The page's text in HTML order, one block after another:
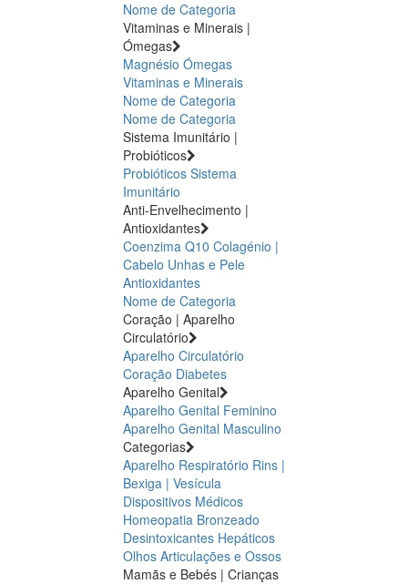
Nome de Categoria
Vitaminas e Minerais |
Ómegas
Magnésio Ómegas
Vitaminas e Minerais
Nome de Categoria
Nome de Categoria
Sistema Imunitário |
Probióticos
Probióticos Sistema
Imunitário
Anti-Envelhecimento |
Antioxidantes
Coenzima Q10 Colagénio |
Cabelo Unhas e Pele
Antioxidantes
Nome de Categoria
Coração | Aparelho
Circulatório
Aparelho Circulatório
Coração Diabetes
Aparelho Genital
Aparelho Genital Feminino
Aparelho Genital Masculino
Categorias
Aparelho Respiratório Rins |
Bexiga | Vesícula
Dispositivos Médicos
Homeopatia Bronzeado
Desintoxicantes Hepáticos
Olhos Articulações e Ossos
Mamãs e Bebés | Crianças